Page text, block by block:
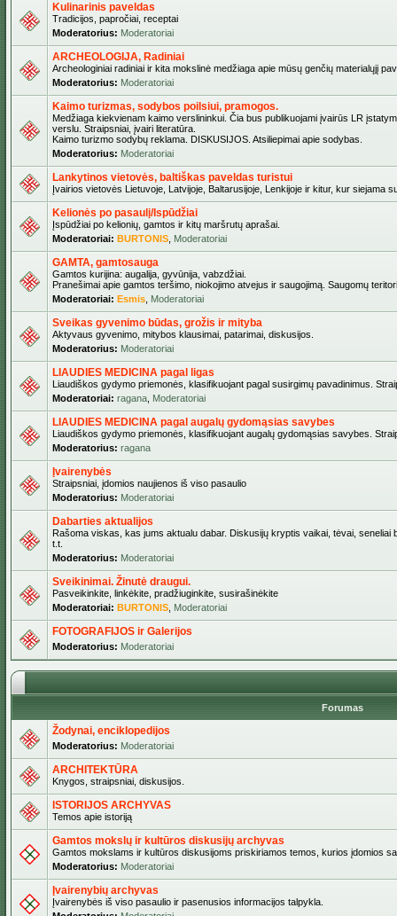
Kulinarinis paveldas
Tradicijos, papročiai, receptai
Moderatorius: Moderatoriai
ARCHEOLOGIJA, Radiniai
Archeologiniai radiniai ir kita mokslinė medžiaga apie mūsų genčių materialųjį
Moderatorius: Moderatoriai
Kaimo turizmas, sodybos poilsiui, pramogos.
Medžiaga kiekvienam kaimo verslininkui. Čia bus publikuojami įvairūs LR
verslu. Straipsniai, įvairi literatūra.
Kaimo turizmo sodybų reklama. DISKUSIJOS. Atsiliepimai apie sodybas.
Moderatorius: Moderatoriai
Lankytinos vietovės, baltiškas paveldas turistui
Įvairios vietovės Lietuvoje, Latvijoje, Baltarusijoje, Lenkijoje ir kitur, kur siejama
Kelionės po pasaulį/Ispūdžiai
Įspūdžiai po kelionių, gamtos ir kitų maršrutų aprašai.
Moderatoriai: BURTONIS Moderatoriai
GAMTA, gamtosauga
Gamtos kurijina: augalija, gyvūnija, vabzdžiai.
Pranešimai apie gamtos teršimo, niokojimo atvejus ir saugojimą. Saugomų
Moderatoriai: Esmis Moderatoriai
Sveikas gyvenimo būdas, grožis ir mityba
Aktyvaus gyvenimo, mitybos klausimai, patarimai, diskusijos.
Moderatorius: Moderatoriai
LIAUDIES MEDICINA pagal ligas
Liaudiškos gydymo priemonės, klasifikuojant pagal susirgimų pavadinimus.
Moderatoriai: ragana Moderatoriai
LIAUDIES MEDICINA pagal augalų gydomąsias savybes
Liaudiškos gydymo priemonės, klasifikuojant augalų gydomąsias savybes.
Moderatorius: ragana
Įvairenybės
Straipsniai, įdomios naujienos iš viso pasaulio
Moderatorius: Moderatoriai
Dabarties aktualijos
Rašoma viskas, kas jums aktualu dabar. Diskusijų kryptis vaikai, tėvai, seneliai
t.t.
Moderatorius: Moderatoriai
Sveikinimai. Žinutė draugui.
Pasveikinkite, linkėkite, pradžiuginkite, susirašinėkite
Moderatoriai: BURTONIS Moderatoriai
FOTOGRAFIJOS ir Galerijos
Moderatorius: Moderatoriai
Forumas
Žodynai, enciklopedijos
Moderatorius: Moderatoriai
ARCHITEKTŪRA
Knygos, straipsniai, diskusijos.
ISTORIJOS ARCHYVAS
Temos apie istoriją
Gamtos mokslų ir kultūros diskusijų archyvas
Gamtos mokslams ir kultūros diskusijoms priskiriamos temos, kurios įdomios
Moderatorius: Moderatoriai
Įvairenybių archyvas
Įvairenybės iš viso pasaulio ir pasenusios informacijos talpykla.